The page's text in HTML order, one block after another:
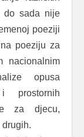
do sada nije
poeziji
poeziju za
nacionalnim
opusa
prostornih
za djecu,